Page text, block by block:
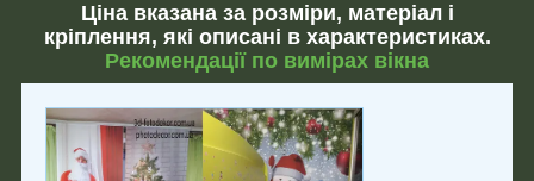
Ціна вказана за розміри, матеріал і
кріплення, які описані в характеристиках.
Рекомендації по вимірах вікна